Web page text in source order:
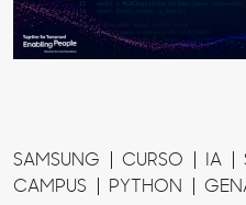
Documentación
Servicios
SAMSUNG CURSO IA
CAMPUS
PYTHON